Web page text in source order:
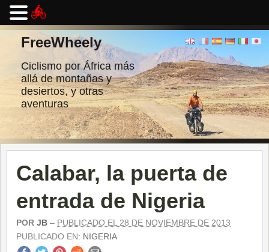
Ir
contenidoFreeWheely
Ciclismo por África más
allá de montañas y
desiertos, y otras
aventuras
Calabar, la puerta de
entrada de Nigeria
POR JB – PUBLICADO EL 28 DE NOVIEMBRE DE 2013
PUBLICADO EN: NIGERIA